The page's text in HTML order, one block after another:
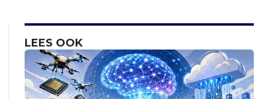
LEES OOK